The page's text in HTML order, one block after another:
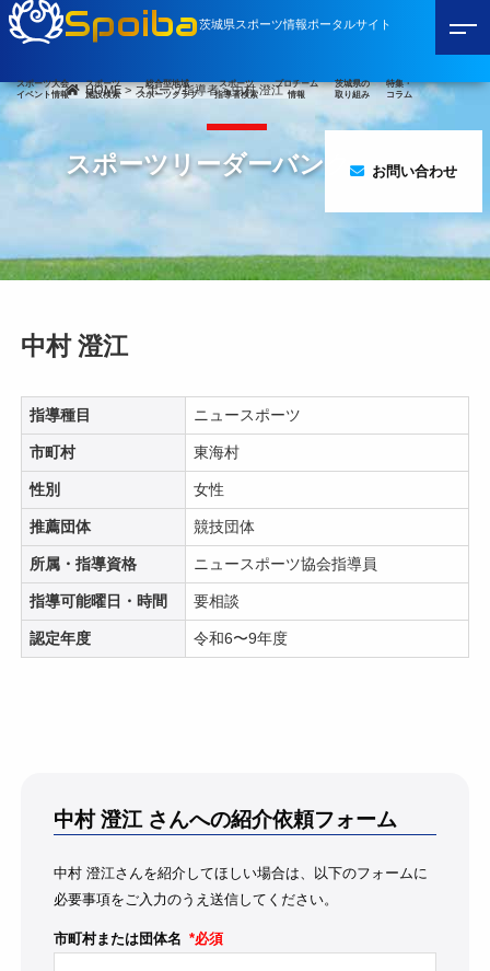
Spoiba茨城県スポーツ情報ポータルサイト
スポーツ大会
イベント情報
スポーツ
施設検索
総合型地域
スポーツクラブ
スポーツ
指導者検索
プロチーム
情報
茨城県の
取り組み
特集・
コラム
お問い合わせ
HOME>スポーツ指導者>中村 澄江
スポーツリーダーバンク
中村 澄江
指導種目 ニュースポーツ
市町村 東海村
性別 女性
推薦団体 競技団体
所属・指導資格 ニュースポーツ協会指導員
指導可能曜日・時間 要相談
認定年度 令和6〜9年度
中村 澄江 さんへの紹介依頼フォーム
中村 澄江さんを紹介してほしい場合は、以下のフォームに
必要事項をご入力のうえ送信してください。
市町村または団体名 *必須